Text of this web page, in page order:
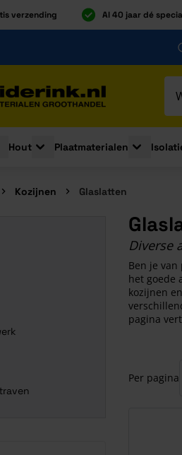
verzending Al 40 jaar dé
submenu for Bouwmaterialen
Hout
Toggle submenu for Hout
Plaatmaterialen
Toggle
Kozijnen Glaslatten
Diverse
Ben je
het goede
kozijnen
pagina
Per pagina